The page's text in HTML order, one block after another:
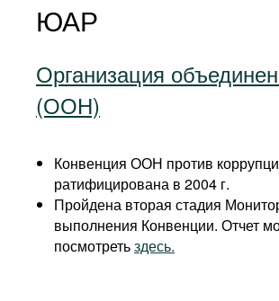
ЮАР
Организация
(ООН)
Конвенция ООН против
ратифицирована в 2004 г.
Пройдена вторая стадия
выполнения Конвенции. Отчет
посмотретьздесь.